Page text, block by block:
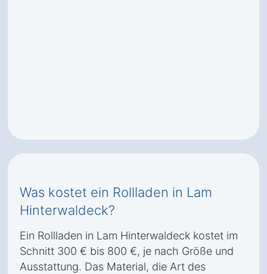
Was kostet ein Rollladen in Lam
Hinterwaldeck?
Ein Rollladen in Lam Hinterwaldeck kostet im
Schnitt 300 € bis 800 €, je nach Größe und
Ausstattung. Das Material, die Art des